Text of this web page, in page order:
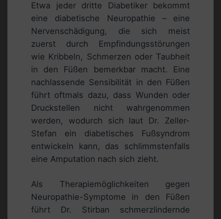
Etwa jeder dritte Diabetiker bekommt
eine diabetische Neuropathie – eine
Nervenschädigung, die sich meist
zuerst durch Empfindungsstörungen
wie Kribbeln, Schmerzen oder Taubheit
in den Füßen bemerkbar macht. Eine
nachlassende Sensibilität in den Füßen
führt oftmals dazu, dass Wunden oder
Druckstellen nicht wahrgenommen
werden, wodurch sich laut Dr. Zeller-
Stefan ein diabetisches Fußsyndrom
entwickeln kann, das schlimmstenfalls
eine Amputation nach sich zieht.
Als Therapiemöglichkeiten gegen
Neuropathie-Symptome in den Füßen
führt Dr. Stirban schmerzlindernde